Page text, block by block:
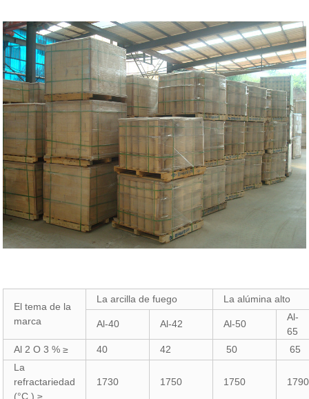
El tema de la
marca
La arcilla de fuego La alúmina alto
Al-40 Al-42 Al-50
Al-
65
Al 2 O 3 % ≥
40 42 50
65
La
refractariedad
(°C ) ≥
1730 1750 1750 1790